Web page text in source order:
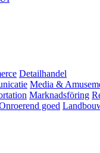
Detailhandel
Media &
Marknadsföring
goed